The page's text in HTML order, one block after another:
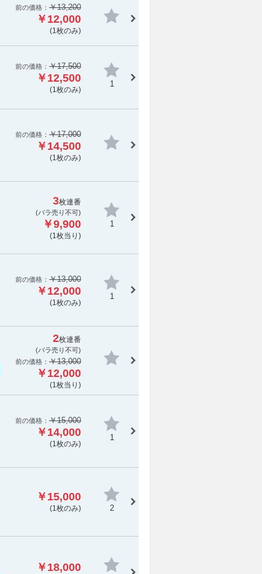
前の価格： ￥13,200
￥12,000
(1枚のみ)
前の価格： ￥17,500
￥12,500
(1枚のみ)
1
前の価格： ￥17,000
￥14,500
(1枚のみ)
3枚連番
(バラ売り不可)
￥9,900
(1枚当り)
1
前の価格： ￥13,000
￥12,000
(1枚のみ)
1
2枚連番
(バラ売り不可)
前の価格： ￥13,000
￥12,000
(1枚当り)
前の価格： ￥15,000
￥14,000
(1枚のみ)
1
￥15,000
(1枚のみ) 2
￥18,000